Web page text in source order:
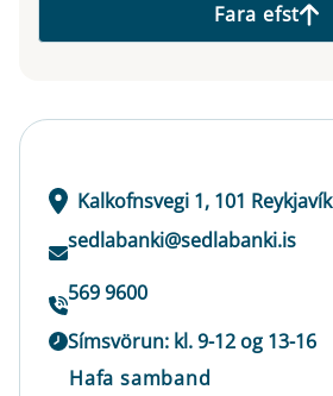
Fara efst
Kalkofnsvegi 1, 101 Reykjavík
sedlabanki@sedlabanki.is
569 9600
Símsvörun: kl. 9-12 og 13-16
Hafa samband